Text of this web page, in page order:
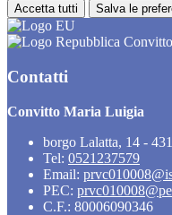
Accetta tutti Salva le
Contatti
Convitto Maria Luigia
borgo Lalatta, 14 -
Tel: 0521237579
Email:
PEC:
C.F.: 80006090346